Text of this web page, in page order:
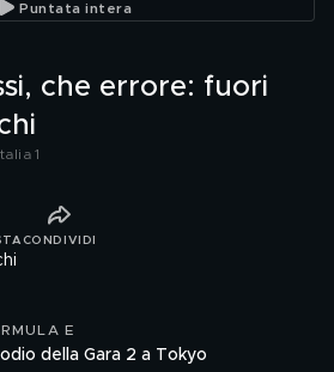
Puntata intera
che errore: fuori
1
CONDIVIDI
E
della Gara 2 a Tokyo